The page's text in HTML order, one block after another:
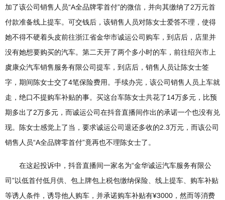
加了该公司销售人员“A全品牌零首付”的微信，并向其缴纳了2万元首
付款准备线上提车。可交钱后，该销售人员对陈女士爱答不理，使得
她不得不硬着头皮前往浙江省金华市诚运公司购车，到店后，店里并
没有她想要购买的汽车。第二天开了两个多小时的车，前往绍兴市上
虞康众汽车销售服务有限公司提车，到店后，销售人员让陈女士签
字，期间陈女士交了4笔保险费用。手续办完，该公司销售人员上车就
走，绝口不提购车补贴的事。买这台车陈女士共花了14万多元，比预
期多出了2万多元，而诚运公司在抖音直播间作出的承诺一个也没有兑
现。陈女士感觉上了当，要求诚运公司退还多收的2.3万元，而该公司
销售人员“A全品牌零首付”竟再也不理陈女士了。
在这起投诉中，抖音直播间一家名为“金华诚运汽车服务有限公
司”以低首付低月供、包上牌包上税包缴纳保险、线上提车、购车补贴
等诱人条件，诱导他人购车，并承诺购车补贴有¥3000，然而等消费